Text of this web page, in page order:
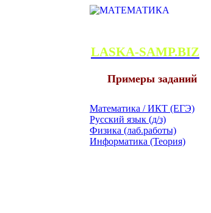
LASKA-SAMP.BIZ
Примеры заданий
Математика / ИКТ (ЕГЭ)
Русский язык (д/з)
Физика (лаб.работы)
Информатика (Теория)